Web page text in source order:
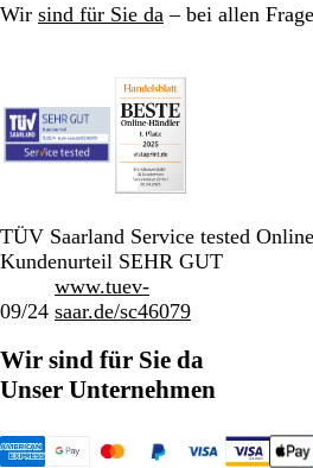
Wir sind für Sie da – bei allen
TÜV Saarland Service tested
Kundenurteil SEHR GUT
09/24
www.tuev-
saar.de/sc46079
Wir sind für Sie da
Unser Unternehmen